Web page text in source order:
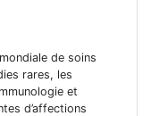
de soins
rares, les
et
d’affections